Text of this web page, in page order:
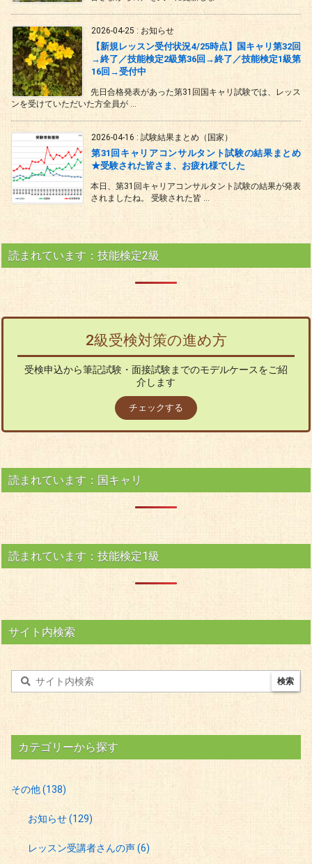
2026-04-25 : お知らせ
【新規レッスン受付状況4/25時点】国キャリ第32回
→終了／技能検定2級第36回→終了／技能検定1級第
16回→受付中
先日合格発表があった第31回国キャリ試験では、レッス
ンを受けていただいた方全員が ...
2026-04-16 : 試験結果まとめ（国家）
第31回キャリアコンサルタント試験の結果まとめ
★受験された皆さま、お疲れ様でした
本日、第31回キャリアコンサルタント試験の結果が発表
されましたね。 受験された皆 ...
読まれています：技能検定2級
2級受検対策の進め方
受検申込から筆記試験・面接試験までのモデルケースをご紹
介します
チェックする
読まれています：国キャリ
読まれています：技能検定1級
サイト内検索
カテゴリーから探す
その他(138)
お知らせ(129)
レッスン受講者さんの声(6)